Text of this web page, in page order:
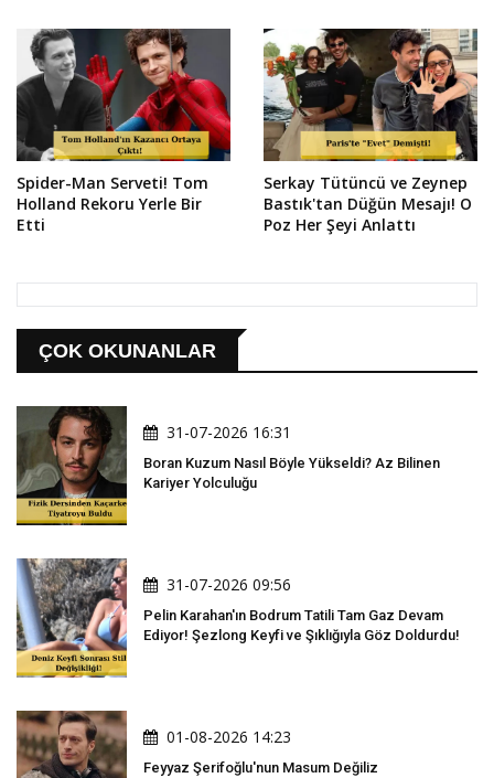
Spider-Man Serveti! Tom
Holland Rekoru Yerle Bir
Etti
Serkay Tütüncü ve Zeynep
Bastık'tan Düğün Mesajı! O
Poz Her Şeyi Anlattı
ÇOK OKUNANLAR
31-07-2026 16:31
Boran Kuzum Nasıl Böyle Yükseldi? Az Bilinen
Kariyer Yolculuğu
31-07-2026 09:56
Pelin Karahan'ın Bodrum Tatili Tam Gaz Devam
Ediyor! Şezlong Keyfi ve Şıklığıyla Göz Doldurdu!
01-08-2026 14:23
Feyyaz Şerifoğlu'nun Masum Değiliz